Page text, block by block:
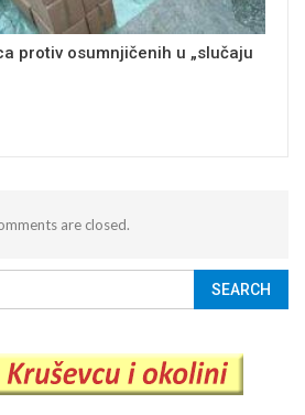
protiv osumnjičenih u „slučaju
are closed.